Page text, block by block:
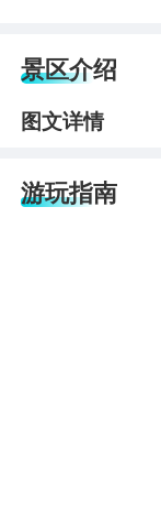
景区介绍
图文详情
游玩指南